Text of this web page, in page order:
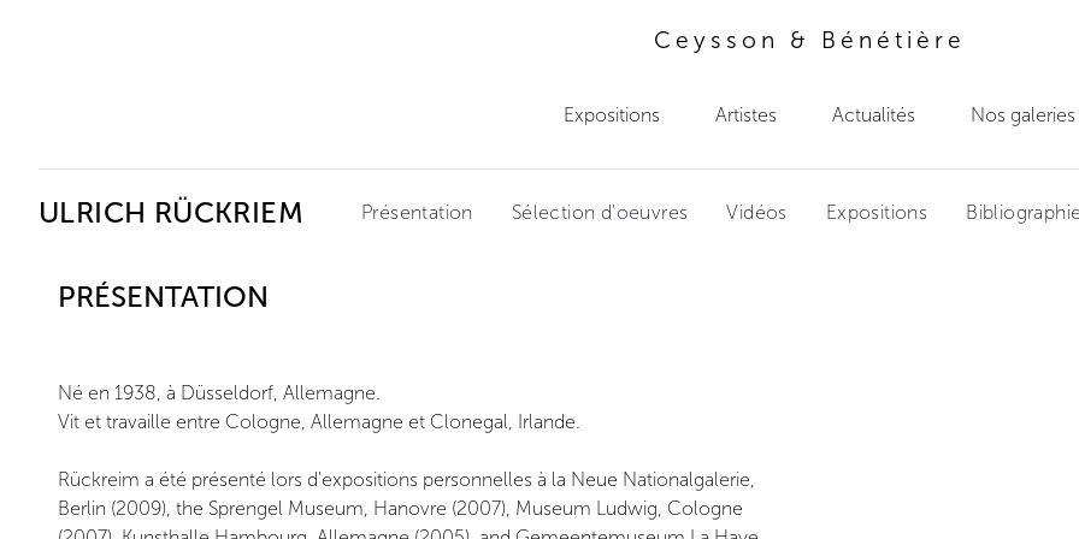
Ceysson & Bénétière
Expositions Artistes Actualités Nos galeries
ULRICH RÜCKRIEM Présentation Sélection d'oeuvres Vidéos Expositions Bibliographie
PRÉSENTATION
Né en 1938, à Düsseldorf, Allemagne.
Vit et travaille entre Cologne, Allemagne et Clonegal, Irlande.
Rückreim a été présenté lors d'expositions personnelles à la Neue Nationalgalerie,
Berlin (2009), the Sprengel Museum, Hanovre (2007), Museum Ludwig, Cologne